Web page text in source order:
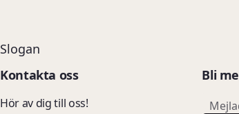
Slogan
Kontakta oss
Hör av dig till oss!
Bli
email